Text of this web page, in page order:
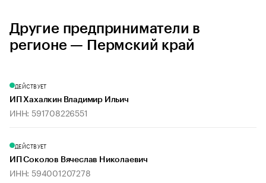
Другие предприниматели в
регионе — Пермский край
ДЕЙСТВУЕТ
ИП Хахалкин Владимир Ильич
ИНН: 591708226551
ДЕЙСТВУЕТ
ИП Соколов Вячеслав Николаевич
ИНН: 594001207278